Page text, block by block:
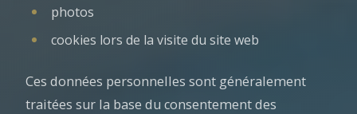
photos
cookies lors de la visite du site web
Ces données personnelles sont généralement
traitées sur la base du consentement des